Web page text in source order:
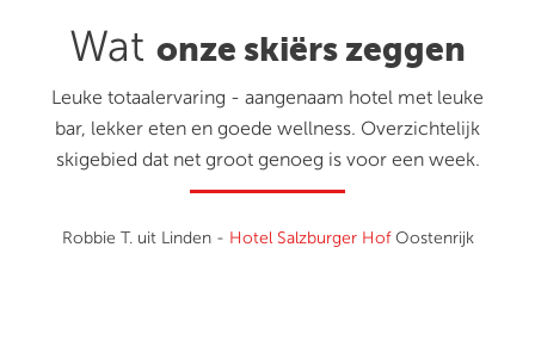
Wat onze skiërs zeggen
Leuke totaalervaring - aangenaam hotel met leuke
bar, lekker eten en goede wellness. Overzichtelijk
skigebied dat net groot genoeg is voor een week.
Robbie T. uit Linden - Hotel Salzburger HofOostenrijk